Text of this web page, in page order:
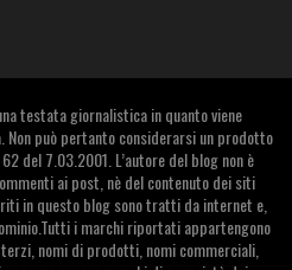
testata giornalistica in quanto viene
Non può pertanto considerarsi un prodotto
del 7.03.2001. L’autore del blog non è
ai post, nè del contenuto dei siti
in questo blog sono tratti da internet e,
i marchi riportati appartengono
nomi di prodotti, nomi commerciali,